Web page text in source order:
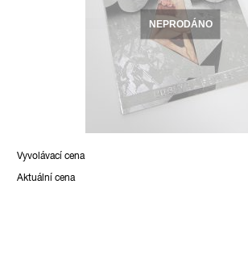
NEPRODÁNO
Vyvolávací cena
Aktuální cena